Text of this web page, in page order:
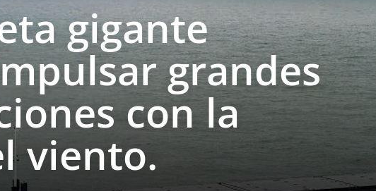
gigante
grandes
con la
viento.